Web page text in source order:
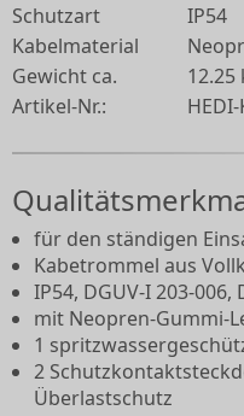
Schutzart
IP54
Kabelmaterial
Gewicht ca.
12.25
Artikel-Nr.:
für den ständigen
Kabetrommel aus
IP54, DGUV-I 203-006,
mit Neopren-Gummi-
1
2
Überlastschutz